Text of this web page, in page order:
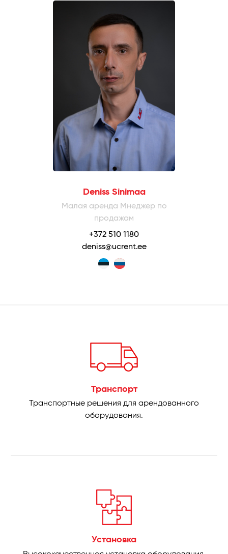
Deniss Sinimaa
Малая аренда Мнеджер по
продажам
+372 510 1180
deniss@ucrent.ee
Транспорт
Транспортные решения для арендованного
оборудования.
Установка